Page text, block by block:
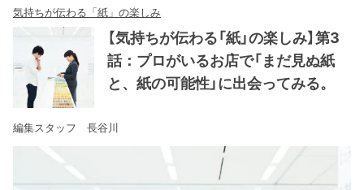
気持ちが伝わる「紙」の楽しみ
【気持ちが伝わる「紙」の楽しみ】第3
話：プロがいるお店で「まだ見ぬ紙
と、紙の可能性」に出会ってみる。
編集スタッフ 長谷川